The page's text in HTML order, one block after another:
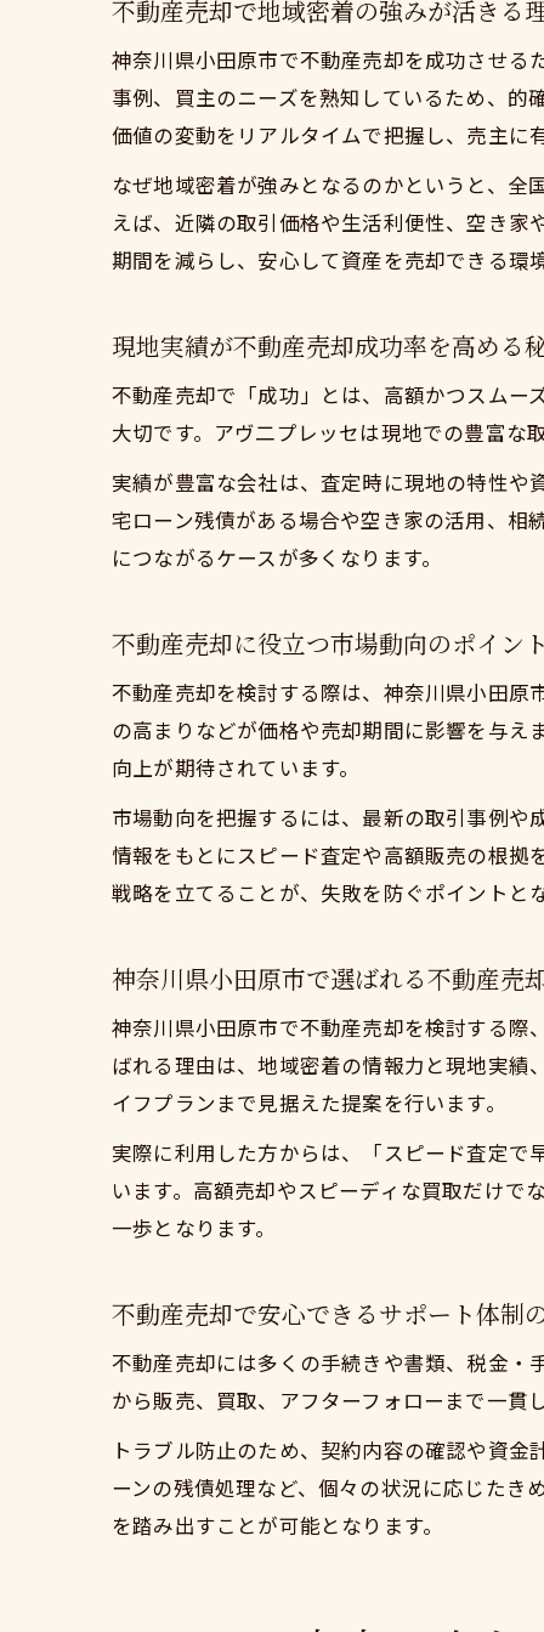
不動産売却で地域密着の強みが活きる
神奈川県小田原市で不動産売却を成功させる
事例、買主のニーズを熟知しているため、的
価値の変動をリアルタイムで把握し、売主に
なぜ地域密着が強みとなるのかというと、
えば、近隣の取引価格や生活利便性、空き
期間を減らし、安心して資産を売却できる環
現地実績が不動産売却成功率を高める
不動産売却で「成功」とは、高額かつスムー
大切です。アヴ二プレッセは現地での豊富な
実績が豊富な会社は、査定時に現地の特性
宅ローン残債がある場合や空き家の活用、相
につながるケースが多くなります。
不動産売却に役立つ市場動向のポイン
不動産売却を検討する際は、神奈川県小田原
の高まりなどが価格や売却期間に影響を与
向上が期待されています。
市場動向を把握するには、最新の取引事例
情報をもとにスピード査定や高額販売の根
戦略を立てることが、失敗を防ぐポイントと
神奈川県小田原市で選ばれる不動産売
神奈川県小田原市で不動産売却を検討する際
ばれる理由は、地域密着の情報力と現地実
イフプランまで見据えた提案を行います。
実際に利用した方からは、「スピード査定
います。高額売却やスピーディな買取だけ
一歩となります。
不動産売却で安心できるサポート体制
不動産売却には多くの手続きや書類、税金・
から販売、買取、アフターフォローまで一貫
トラブル防止のため、契約内容の確認や資
ーンの残債処理など、個々の状況に応じたき
を踏み出すことが可能となります。